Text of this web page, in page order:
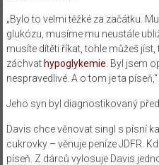
„Bylo to velmi těžké za začátku.
glukózu, musíme mu neustále
musíte dítěti říkat, tohle můžeš
záchvat hypoglykemie . Byl jsem
nespravedlivé. A o tom je ta
Jeho syn byl diagnostikovaný
Davis chce věnovat singl s písní
cukrovky – věnuje peníze JDFR.
píseň. Z dárců vylosuje Davis